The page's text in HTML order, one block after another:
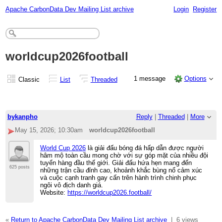
Apache CarbonData Dev Mailing List archive Login Register
worldcup2026football
Classic List Threaded 1 message Options
bykanpho Reply| Threaded
More
May 15, 2026; 10:30am
worldcup2026football
625 posts
World Cup 2026 là giải đấu bóng đá hấp dẫn được người
hâm mộ toàn cầu mong chờ với sự góp mặt của nhiều đội
tuyển hàng đầu thế giới. Giải đấu hứa hẹn mang đến
những trận cầu đỉnh cao, khoảnh khắc bùng nổ cảm xúc
và cuộc cạnh tranh gay cấn trên hành trình chinh phục
ngôi vô địch danh giá.
Website: https://worldcup2026.football/
« Return to Apache CarbonData Dev Mailing List archive| 6 views